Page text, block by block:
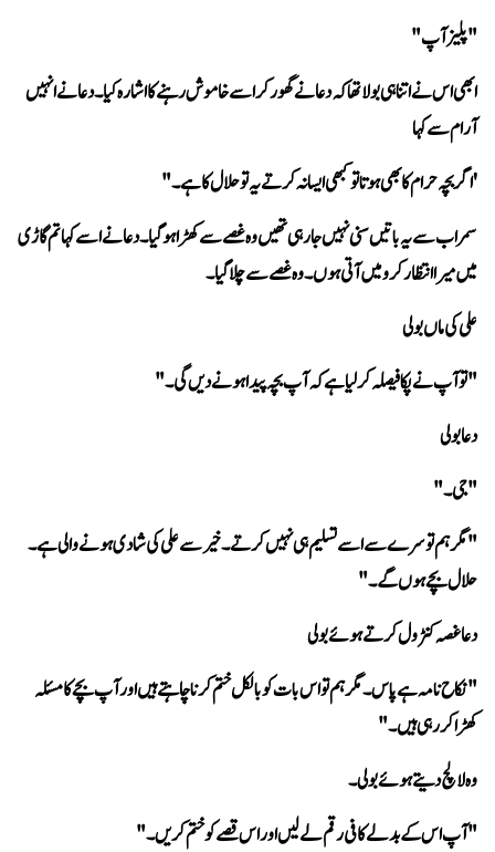
"پلیز آپ"
آرام سے کہا
'اگر بچہ حرام کا بھی ہوتا تو کبھی ایسا نہ کرتے یہ تو حلال کا ہے۔"
میں میرا انتظار کرو میں آتی ہوں۔ وہ غصے سے چلا گیا۔
علی کی ماں بولی
"تو آپ نے پکا فیصلہ کر لیا ہے کہ آپ بچہ پیدا ہونے دیں گی۔"
دعا بولی
"جی۔"
حلال بچے ہوں گے۔"
دعا غصہ کنٹرول کرتے ہوئے بولی
کھڑا کر رہی ہیں۔"
وہ لالچ دیتے ہوئے بولی۔
"آپ اس کے بدلے کافی رقم لے لیں اور اس قصے کو ختم کریں۔"